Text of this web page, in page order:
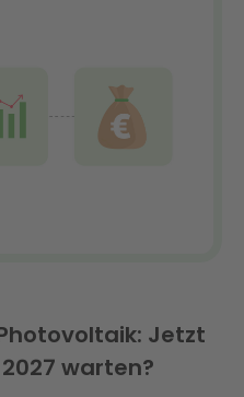
Jetzt
warten?